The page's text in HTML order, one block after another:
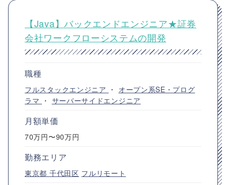
【Java】バックエンドエンジニア★証券
会社ワークフローシステムの開発
職種
フルスタックエンジニア ・ オープン系SE・プログ
ラマ ・ サーバーサイドエンジニア
月額単価
70万円〜90万円
勤務エリア
東京都 千代田区 フルリモート